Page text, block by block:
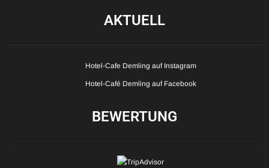
AKTUELL
Hotel-Cafe Demling auf Instagram
Hotel-Café Demling auf Facebook
BEWERTUNG